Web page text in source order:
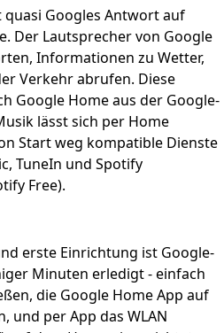
quasi Googles Antwort auf
Der Lautsprecher von Google
Informationen zu Wetter,
Verkehr abrufen. Diese
Google Home aus der Google-
lässt sich per Home
Start weg kompatible Dienste
TuneIn und Spotify
Free).
erste Einrichtung ist Google-
Minuten erledigt - einfach
die Google Home App auf
und per App das WLAN